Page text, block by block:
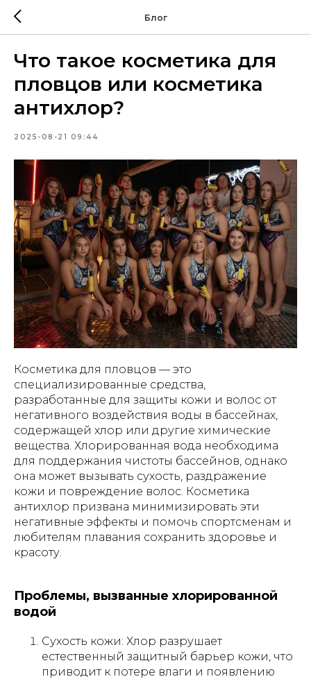
Блог
Что такое косметика для
пловцов или косметика
антихлор?
2025-08-21 09:44
Косметика для пловцов — это
специализированные средства,
разработанные для защиты кожи и волос от
негативного воздействия воды в бассейнах,
содержащей хлор или другие химические
вещества. Хлорированная вода необходима
для поддержания чистоты бассейнов, однако
она может вызывать сухость, раздражение
кожи и повреждение волос. Косметика
антихлор призвана минимизировать эти
негативные эффекты и помочь спортсменам и
любителям плавания сохранить здоровье и
красоту.
Проблемы, вызванные хлорированной
водой
Сухость кожи: Хлор разрушает
естественный защитный барьер кожи, что
приводит к потере влаги и появлению